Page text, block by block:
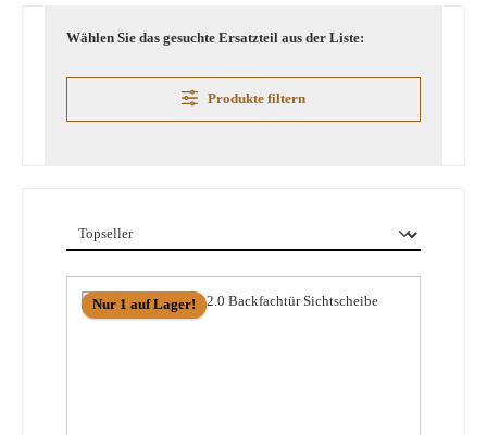
Wählen Sie das gesuchte Ersatzteil aus der Liste:
Produkte filtern
Nur 1 auf Lager!